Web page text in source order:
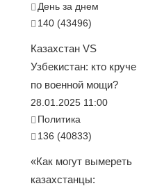
День за днем
140 (43496)
Казахстан VS
Узбекистан: кто круче
по военной мощи?
28.01.2025 11:00
Политика
136 (40833)
«Как могут вымереть
казахстанцы: